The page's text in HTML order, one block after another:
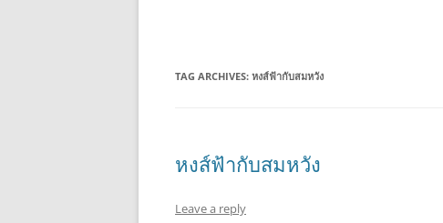
TAG ARCHIVES: หงส์ฟ้ากับสมหวัง
หงส์ฟ้ากับสมหวัง
Leave a reply